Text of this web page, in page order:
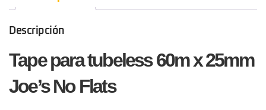
Descripción
Tape para tubeless 60m x 25mm
Joe’s No Flats